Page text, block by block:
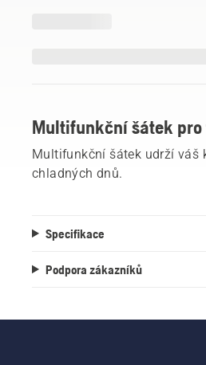
Multifunkční šátek
Multifunkční šátek udrží váš
chladných dnů.
Specifikace
Podpora zákazníků